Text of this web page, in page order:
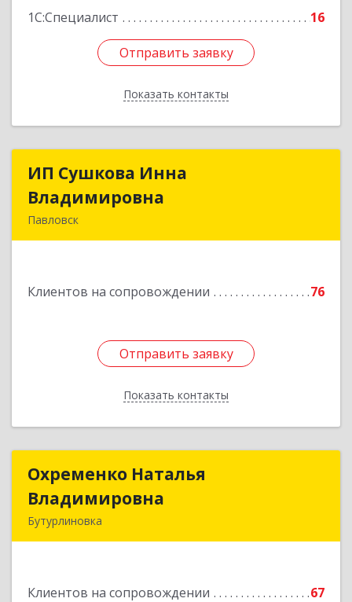
1С:Специалист
16
Отправить заявку
Показать контакты
Отправить заявку
Назад
ИП Сушкова Инна
Владимировна
Павловск
Клиентов на сопровождении 76
Отправить заявку
Показать контакты
ИП Сушкова Инна
Подробнее
Отправить заявку
Назад
Охременко Наталья
Владимировна
Бутурлиновка
Клиентов на сопровождении 67
Охременко Наталья